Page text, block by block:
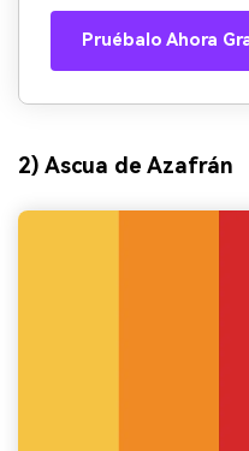
Pruébalo Ahora
2) Ascua de Azafrán